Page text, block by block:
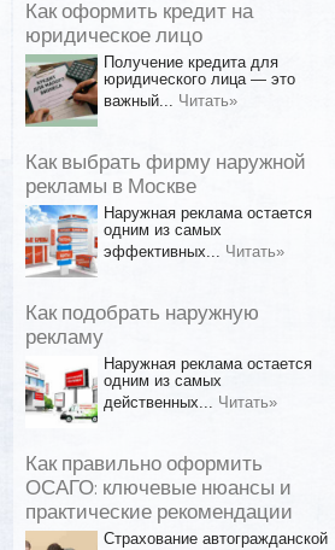
Как оформить кредит на
юридическое лицо
Получение кредита для
юридического лица — это
важный... Читать»
Как выбрать фирму наружной
рекламы в Москве
Наружная реклама остается
одним из самых
эффективных... Читать»
Как подобрать наружную
рекламу
Наружная реклама остается
одним из самых
действенных... Читать»
Как правильно оформить
ОСАГО: ключевые нюансы и
практические рекомендации
Страхование автогражданской